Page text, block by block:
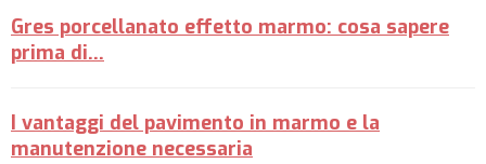
Gres porcellanato effetto marmo: cosa sapere
prima di...
I vantaggi del pavimento in marmo e la
manutenzione necessaria